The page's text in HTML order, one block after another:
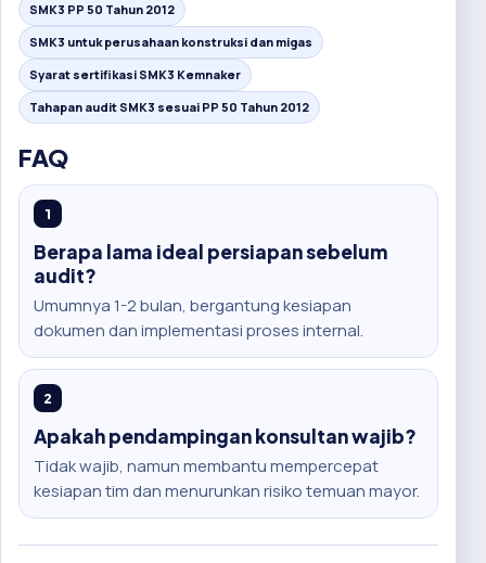
SMK3 PP 50 Tahun 2012
SMK3 untuk perusahaan konstruksi dan migas
Syarat sertifikasi SMK3 Kemnaker
Tahapan audit SMK3 sesuai PP 50 Tahun 2012
FAQ
1
Berapa lama ideal persiapan sebelum
audit?
Umumnya 1-2 bulan, bergantung kesiapan
dokumen dan implementasi proses internal.
2
Apakah pendampingan konsultan wajib?
Tidak wajib, namun membantu mempercepat
kesiapan tim dan menurunkan risiko temuan mayor.